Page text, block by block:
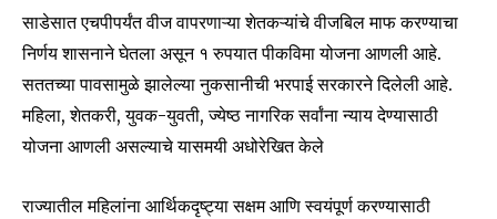
SUBSCRIBE
साडेसात एचपीपर्यंत वीज वापरणाऱ्या शेतकऱ्यांचे वीजबिल माफ करण्याचा
निर्णय शासनाने घेतला असून १ रुपयात पीकविमा योजना आणली आहे.
सततच्या पावसामुळे झालेल्या नुकसानीची भरपाई सरकारने दिलेली आहे.
महिला, शेतकरी, युवक-युवती, ज्येष्ठ नागरिक सर्वांना न्याय देण्यासाठी
योजना आणली असल्याचे यासमयी अधोरेखित केले
राज्यातील महिलांना आर्थिकदृष्ट्या सक्षम आणि स्वयंपूर्ण करण्यासाठी